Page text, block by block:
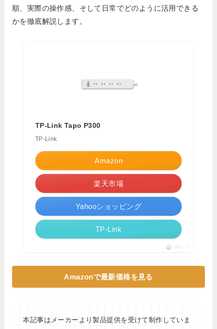
順、実際の操作感、そして日常でどのように活用できる
かを徹底解説します。
TP-Link Tapo P300
TP-Link
Amazon
楽天市場
Yahooショッピング
TP-Link
ポチップ
Amazonで最新価格を見る
本記事はメーカーより製品提供を受けて制作していま